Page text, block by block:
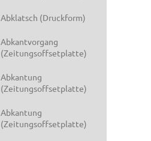
Abklatsch (Druckform)
Abkantvorgang
(Zeitungsoffsetplatte)
Abkantung
(Zeitungsoffsetplatte)
Abkantung
(Zeitungsoffsetplatte)